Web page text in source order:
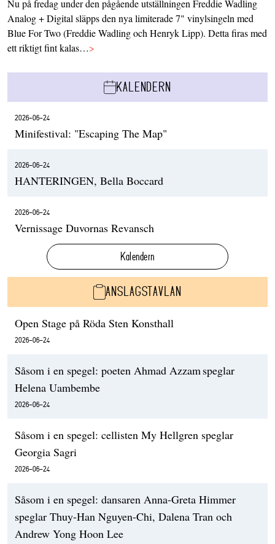
Nu på fredag under den pågående utställningen Freddie Wadling
Analog + Digital släpps den nya limiterade 7" vinylsingeln med
Blue For Two (Freddie Wadling och Henryk Lipp). Detta firas med
ett riktigt fint kalas…>
KALENDERN
2026-06-24
Minifestival: "Escaping The Map"
2026-06-24
HANTERINGEN, Bella Boccard
2026-06-24
Vernissage Duvornas Revansch
Kalendern
ANSLAGSTAVLAN
Open Stage på Röda Sten Konsthall
2026-06-24
Såsom i en spegel: poeten Ahmad Azzam speglar
Helena Uambembe
2026-06-24
Såsom i en spegel: cellisten My Hellgren speglar
Georgia Sagri
2026-06-24
Såsom i en spegel: dansaren Anna-Greta Himmer
speglar Thuy-Han Nguyen-Chi, Dalena Tran och
Andrew Yong Hoon Lee